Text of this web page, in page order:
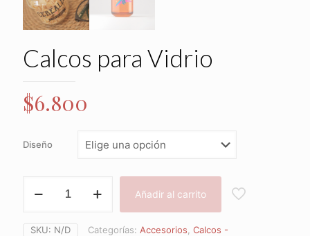
Calcos para Vidrio
$6.800
Diseño
para
cantidad
Añadir al carrito
SKU: N/D Categorías: Accesorios Calcos -